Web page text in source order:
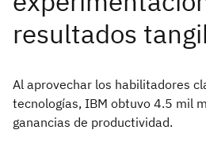
Al aprovechar los habilitadores
tecnologías, IBM obtuvo 4.5 mil
ganancias de productividad.